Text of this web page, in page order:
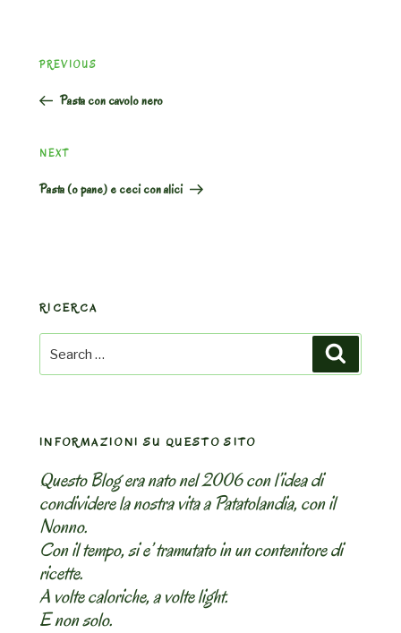
navigation
Previous
Post
PREVIOUS
Pasta con cavolo nero
Next
Post
NEXT
Pasta (o pane) e ceci con alici
RICERCA
Search
for:
INFORMAZIONI SU QUESTO SITO
Questo Blog era nato nel 2006 con l’idea di
condividere la nostra vita a Patatolandia, con il
Nonno.
Con il tempo, si e’ tramutato in un contenitore di
ricette.
A volte caloriche, a volte light.
E non solo.